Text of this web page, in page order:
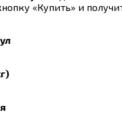
«Купить» и